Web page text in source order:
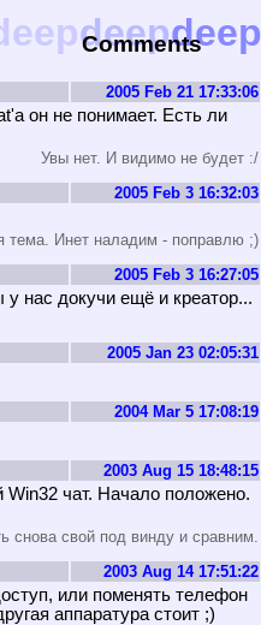
deepdeep
Comments
2005 Feb 21 17:33:06
он не понимает. Есть ли
Увы нет. И видимо не будет :/
2005 Feb 3 16:32:03
тема. Инет наладим - поправлю ;)
2005 Feb 3 16:27:05
нас докучи ещё и креатор...
2005 Jan 23 02:05:31
2004 Mar 5 17:08:19
2003 Aug 15 18:48:15
Win32 чат. Начало положено.
снова свой под винду и сравним.
2003 Aug 14 17:51:22
или поменять телефон
аппаратура стоит ;)